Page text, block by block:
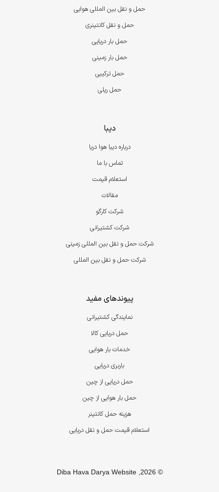
حمل و نقل بین المللی هوایی
حمل و نقل کانتینری
حمل بار دریایی
حمل بار زمینی
حمل ترکیبی
حمل ریلی
دیبا
درباره دیبا هوا دریا
تماس با ما
استعلام قیمت
مقالات
شرکت کارگو
شرکت کشتیرانی
شرکت حمل و نقل بین المللی زمینی
شرکت حمل و نقل بین المللی
پیوندهای مفید
نمایندگی کشتیرانی
حمل دریایی کالا
خدمات بار هوایی
باربری دریایی
حمل دریایی از چین
حمل بار هوایی از چین
هزینه حمل کانتینر
استعلام قیمت حمل و نقل دریایی
© 2026, Diba Hava Darya Website